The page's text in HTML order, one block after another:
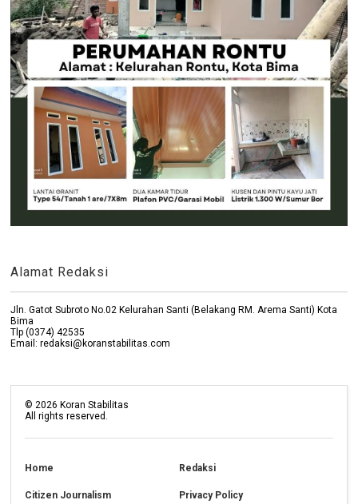
Alamat Redaksi
Jln. Gatot Subroto No.02 Kelurahan Santi (Belakang RM. Arema Santi) Kota
Bima
Tlp (0374) 42535
Email: redaksi@koranstabilitas.com
©2026 Koran Stabilitas
All rights reserved.
Home Redaksi
Citizen Journalism Privacy Policy